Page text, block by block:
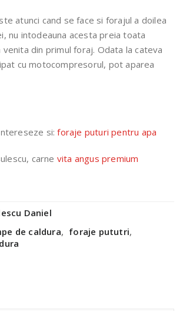
atunci cand se face si forajul a doilea
nu intodeauna acesta preia toata
din primul foraj. Odata la cateva
cu motocompresorul, pot aparea
si:foraje puturi pentru apa
carne vita angus premium
Daniel
de caldura, foraje pututri,